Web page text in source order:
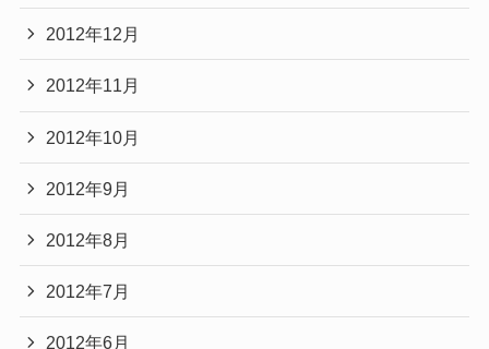
2012年12月
2012年11月
2012年10月
2012年9月
2012年8月
2012年7月
2012年6月